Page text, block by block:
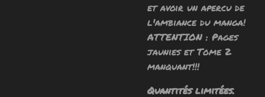
et avoir un apercu de
l'ambiance du manga!
ATTENTION : Pages
jaunies et Tome 2
manquant!!!
Quantités limitées.